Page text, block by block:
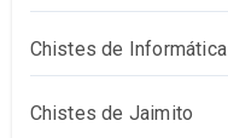
Chistes de Informática
Chistes de Jaimito